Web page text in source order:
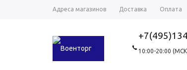
Адреса магазинов Доставка Оплата
10:00-20:00